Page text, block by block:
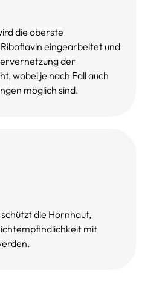
die oberste
eingearbeitet und
der
wobei je nach Fall auch
möglich sind.
die Hornhaut,
mit